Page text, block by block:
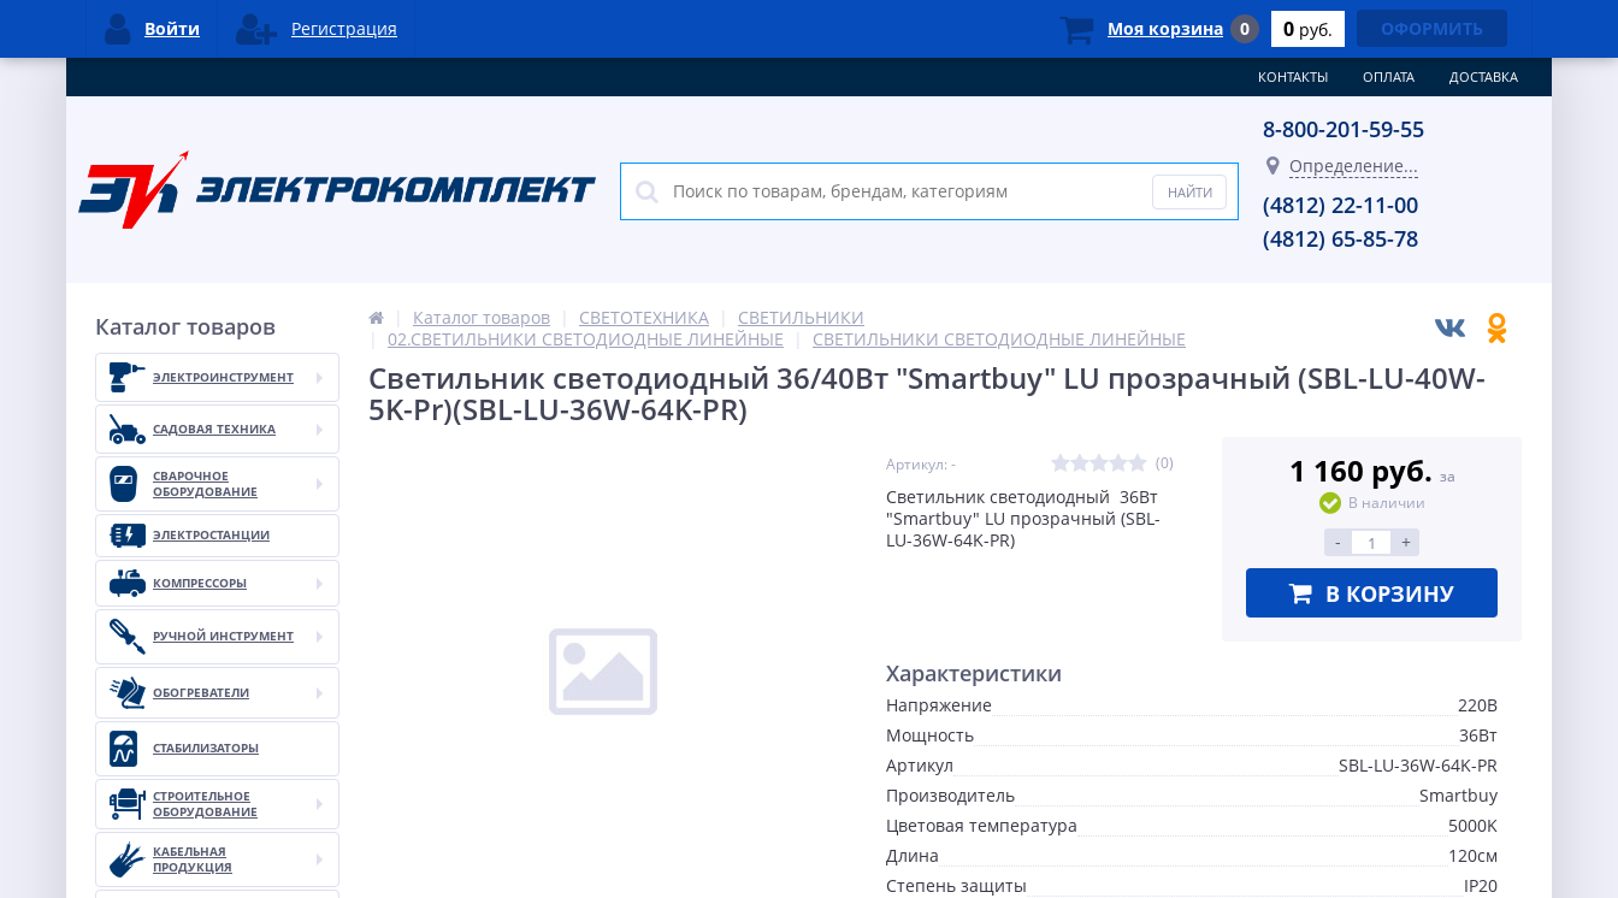
КОНТАКТЫ ОПЛАТА ДОСТАВКА
8-800-201-59-55
Определение...
(4812) 22-11-00
(4812) 65-85-78
Каталог товаров
ЭЛЕКТРОИНСТРУМЕНТ
САДОВАЯ ТЕХНИКА
СВАРОЧНОЕ
ОБОРУДОВАНИЕ
ЭЛЕКТРОСТАНЦИИ
КОМПРЕССОРЫ
РУЧНОЙ ИНСТРУМЕНТ
ОБОГРЕВАТЕЛИ
СТАБИЛИЗАТОРЫ
СТРОИТЕЛЬНОЕ
ОБОРУДОВАНИЕ
КАБЕЛЬНАЯ
ПРОДУКЦИЯ
Каталог товаров СВЕТОТЕХНИКА
СВЕТИЛЬНИКИ
02.СВЕТИЛЬНИКИ СВЕТОДИОДНЫЕ ЛИНЕЙНЫЕ
СВЕТИЛЬНИКИ СВЕТОДИОДНЫЕ ЛИНЕЙНЫЕ
Светильник светодиодный 36/40Вт "Smartbuy" LU прозрачный (SBL-LU-40W-
5K-Pr)(SBL-LU-36W-64K-PR)
Артикул: - (0)
Светильник светодиодный 36Вт
"Smartbuy" LU прозрачный (SBL-
LU-36W-64K-PR)
1 160 руб. за
В наличии
- +
В КОРЗИНУ
Характеристики
Напряжение
220В
Мощность
36Вт
Артикул
SBL-LU-36W-64K-PR
Производитель
Smartbuy
Цветовая температура
5000K
Длина
120см
Степень защиты
IP20
Войти Регистрация Моя корзина 0 0 руб. ОФОРМИТЬ